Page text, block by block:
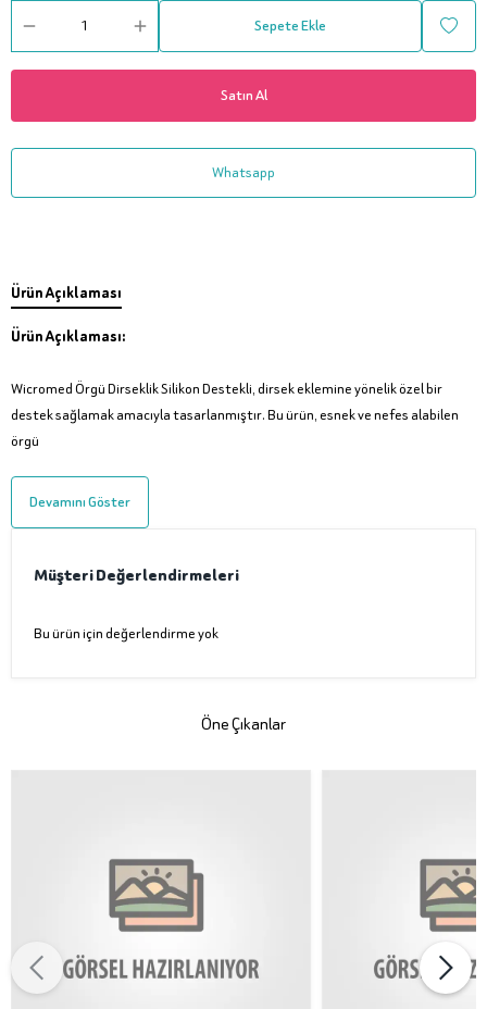
Sepete Ekle
Satın Al
Whatsapp
Ürün Açıklaması
Ürün Açıklaması:
Wicromed Örgü Dirseklik Silikon Destekli, dirsek eklemine yönelik özel bir
destek sağlamak amacıyla tasarlanmıştır. Bu ürün, esnek ve nefes alabilen
örgü
Devamını Göster
Müşteri Değerlendirmeleri
Bu ürün için değerlendirme yok
Öne Çıkanlar